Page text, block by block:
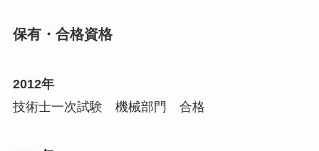
保有・合格資格
2012年
技術士一次試験 機械部門 合格